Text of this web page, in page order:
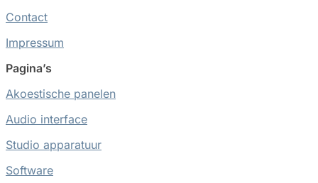
Contact
Impressum
Pagina’s
Akoestische panelen
Audio interface
Studio apparatuur
Software